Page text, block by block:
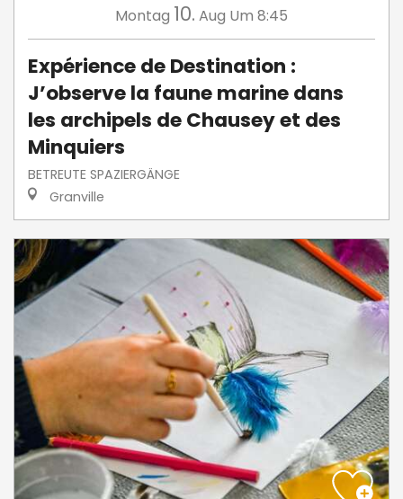
Montag 10. Aug Um 8:45
Expérience de Destination :
J’observe la faune marine dans
les archipels de Chausey et des
Minquiers
BETREUTE SPAZIERGÄNGE
Granville